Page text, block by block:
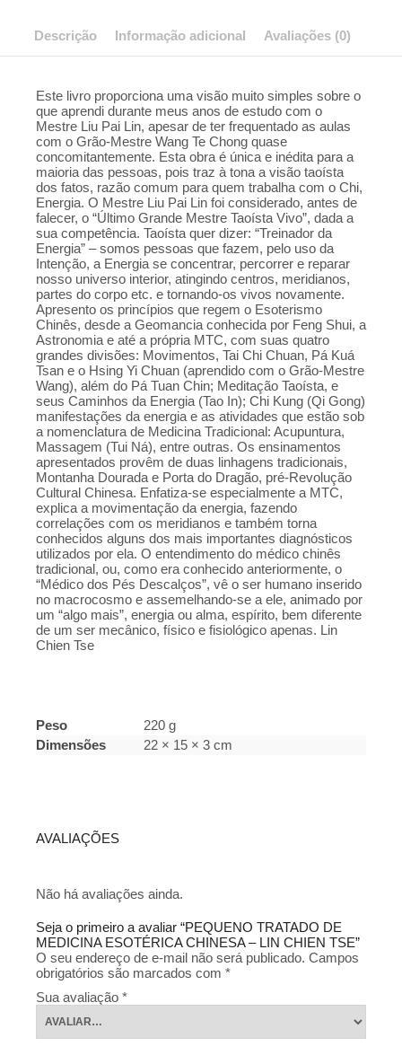
CHIEN
quantidade
Descrição Informação adicional Avaliações (0)
Este livro proporciona uma visão muito simples sobre o
que aprendi durante meus anos de estudo com o
Mestre Liu Pai Lin, apesar de ter frequentado as aulas
com o Grão-Mestre Wang Te Chong quase
concomitantemente. Esta obra é única e inédita para a
maioria das pessoas, pois traz à tona a visão taoísta
dos fatos, razão comum para quem trabalha com o Chi,
Energia. O Mestre Liu Pai Lin foi considerado, antes de
falecer, o “Último Grande Mestre Taoísta Vivo”, dada a
sua competência. Taoísta quer dizer: “Treinador da
Energia” – somos pessoas que fazem, pelo uso da
Intenção, a Energia se concentrar, percorrer e reparar
nosso universo interior, atingindo centros, meridianos,
partes do corpo etc. e tornando‑os vivos novamente.
Apresento os princípios que regem o Esoterismo
Chinês, desde a Geomancia conhecida por Feng Shui, a
Astronomia e até a própria MTC, com suas quatro
grandes divisões: Movimentos, Tai Chi Chuan, Pá Kuá
Tsan e o Hsing Yi Chuan (aprendido com o Grão-Mestre
Wang), além do Pá Tuan Chin; Meditação Taoísta, e
seus Caminhos da Energia (Tao In); Chi Kung (Qi Gong)
manifestações da energia e as atividades que estão sob
a nomenclatura de Medicina Tradicional: Acupuntura,
Massagem (Tui Ná), entre outras. Os ensinamentos
apresentados provêm de duas linhagens tradicionais,
Montanha Dourada e Porta do Dragão, pré-Revolução
Cultural Chinesa. Enfatiza‑se especialmente a MTC,
explica a movimentação da energia, fazendo
correlações com os meridianos e também torna
conhecidos alguns dos mais importantes diagnósticos
utilizados por ela. O entendimento do médico chinês
tradicional, ou, como era conhecido anteriormente, o
“Médico dos Pés Descalços”, vê o ser humano inserido
no macrocosmo e assemelhando‑se a ele, animado por
um “algo mais”, energia ou alma, espírito, bem diferente
de um ser mecânico, físico e fisiológico apenas. Lin
Chien Tse
Peso
220 g
Dimensões
22 × 15 × 3 cm
AVALIAÇÕES
Não há avaliações ainda.
Seja o primeiro a avaliar “PEQUENO TRATADO DE
MEDICINA ESOTÉRICA CHINESA – LIN CHIEN TSE”
O seu endereço de e-mail não será publicado. Campos
obrigatórios são marcados com *
Sua avaliação *